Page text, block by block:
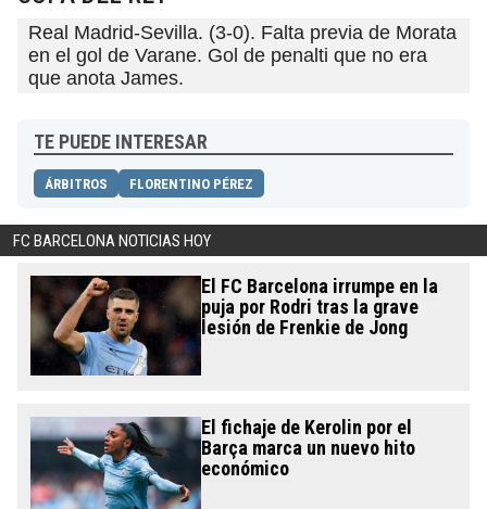
Real Madrid-Sevilla. (3-0). Falta previa de Morata
en el gol de Varane. Gol de penalti que no era
que anota James.
TE PUEDE INTERESAR
ÁRBITROS FLORENTINO PÉREZ
FC BARCELONA NOTICIAS HOY
El FC Barcelona irrumpe en la
puja por Rodri tras la grave
lesión de Frenkie de Jong
El fichaje de Kerolin por el
Barça marca un nuevo hito
económico